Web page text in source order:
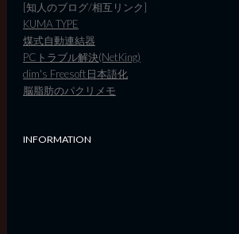
[知人のブログ/相互リンク]
KUMA TYPE
煤式自動連結器
PCトラブル解決(NetKing)
dim's Freesoft日本語化
脳脂肪のパクリメモ
INFORMATION